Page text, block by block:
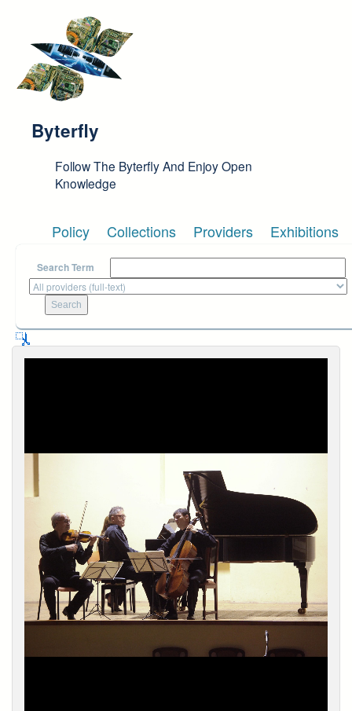
Byterfly
Follow The Byterfly And Enjoy Open
Knowledge
Policy Collections Providers Exhibitions
Search Term